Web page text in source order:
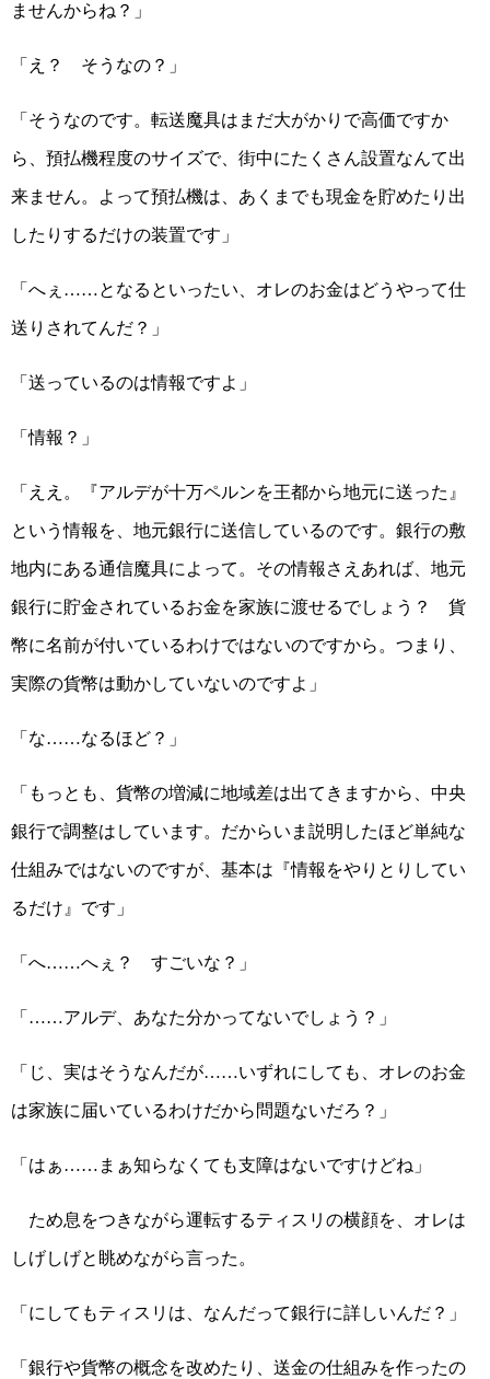
ませんからね？」
「え？ そうなの？」
「そうなのです。転送魔具はまだ大がかりで高価ですか
ら、預払機程度のサイズで、街中にたくさん設置なんて出
来ません。よって預払機は、あくまでも現金を貯めたり出
したりするだけの装置です」
「へぇ……となるといったい、オレのお金はどうやって仕
送りされてんだ？」
「送っているのは情報ですよ」
「情報？」
「ええ。『アルデが十万ペルンを王都から地元に送った』
という情報を、地元銀行に送信しているのです。銀行の敷
地内にある通信魔具によって。その情報さえあれば、地元
銀行に貯金されているお金を家族に渡せるでしょう？ 貨
幣に名前が付いているわけではないのですから。つまり、
実際の貨幣は動かしていないのですよ」
「な……なるほど？」
「もっとも、貨幣の増減に地域差は出てきますから、中央
銀行で調整はしています。だからいま説明したほど単純な
仕組みではないのですが、基本は『情報をやりとりしてい
るだけ』です」
「へ……へぇ？ すごいな？」
「……アルデ、あなた分かってないでしょう？」
「じ、実はそうなんだが……いずれにしても、オレのお金
は家族に届いているわけだから問題ないだろ？」
「はぁ……まぁ知らなくても支障はないですけどね」
ため息をつきながら運転するティスリの横顔を、オレは
しげしげと眺めながら言った。
「にしてもティスリは、なんだって銀行に詳しいんだ？」
「銀行や貨幣の概念を改めたり、送金の仕組みを作ったの